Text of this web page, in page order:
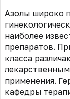
Азолы широко
наиболее
препаратов.
класса
применения.
кафедры